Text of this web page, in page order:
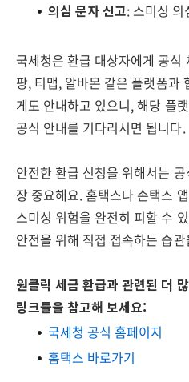
의심 문자 신고: 스미싱
국세청은 환급 대상자에게 공식
팡, 티맵, 알바몬 같은 플랫폼과
게도 안내하고 있으니, 해당 플
공식 안내를 기다리시면 됩니다.
안전한 환급 신청을 위해서는
장 중요해요. 홈택스나 손택스
스미싱 위험을 완전히 피할 수
안전을 위해 직접 접속하는 습
원클릭 세금 환급과 관련된 더
링크들을 참고해 보세요:
국세청 공식 홈페이지
홈택스 바로가기